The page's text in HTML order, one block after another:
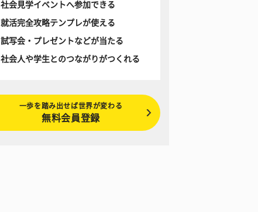
社会見学イベントへ参加できる
就活完全攻略テンプレが使える
試写会・プレゼントなどが当たる
社会人や学生とのつながりがつくれる
一歩を踏み出せば世界が変わる
無料会員登録